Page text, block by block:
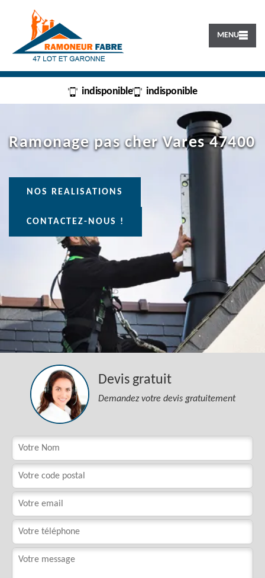
MENU
indisponible indisponible
Ramonage pas cher Vares 47400
NOS REALISATIONS
CONTACTEZ-NOUS !
Devis gratuit
Demandez votre devis gratuitement